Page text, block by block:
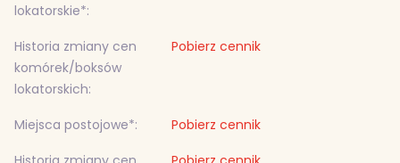
lokatorskie*:
Historia zmiany cen
komórek/boksów
lokatorskich:
Pobierz cennik
Miejsca postojowe*:
Pobierz cennik